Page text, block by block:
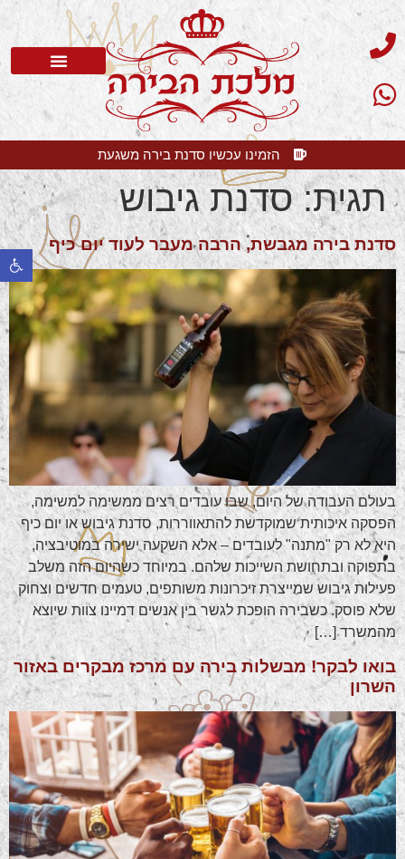
הזמינו עכשיו סדנת בירה משגעת
תגית:סדנת גיבוש
סדנת בירה מגבשת, הרבה מעבר לעוד יום כיף
בעולם העבודה של היום, שבו עובדים רצים ממשימה למשימה,
הפסקה איכותית שמוקדשת להתאווררות, סדנת גיבוש או יום כיף
היא לא רק "מתנה" לעובדים – אלא השקעה ישירה במוטיבציה,
בתפוקה ובתחושת השייכות שלהם. במיוחד כשהיום הזה משלב
פעילות גיבוש שמייצרת זיכרונות משותפים, טעמים חדשים וצחוק
שלא פוסק. כשבירה הופכת לגשר בין אנשים דמיינו צוות שיוצא
מהמשרד […]
בואו לבקר! מבשלות בירה עם מרכז מבקרים באזור
השרון